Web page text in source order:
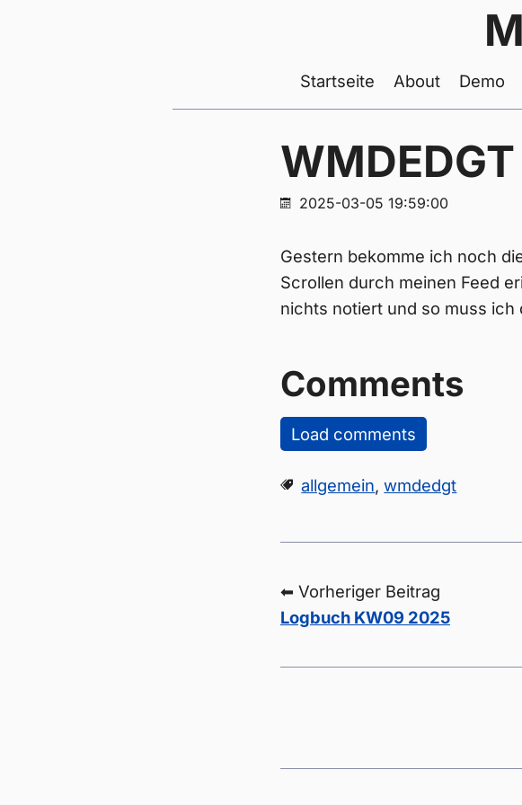
Startseite About Demo
2025-03-05 19:59:00
Gestern bekomme ich noch
Scrollen durch meinen Feed
nichts notiert und so muss ich
Comments
Load comments
allgemein,wmdedgt
⬅ Vorheriger Beitrag
Logbuch KW09 2025